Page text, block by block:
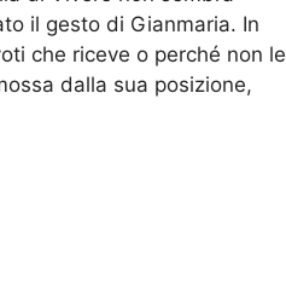
il gesto di Gianmaria. In
che riceve o perché non le
dalla sua posizione,